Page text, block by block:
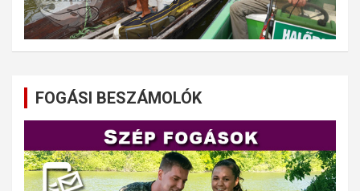
FOGÁSI BESZÁMOLÓK